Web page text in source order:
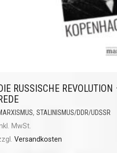
RUSSISCHE
, STALINISMUS/DDR/UDSSR
MwSt.
Versandkosten